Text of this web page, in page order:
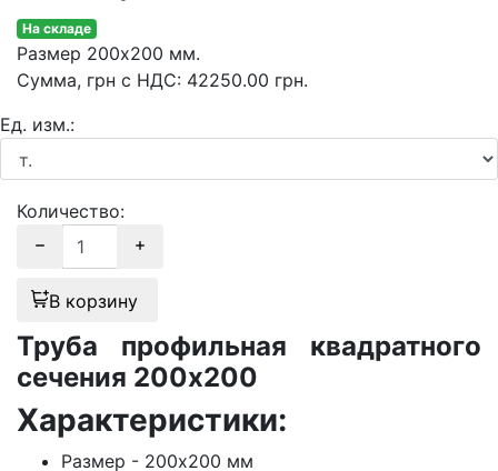
На складе
Размер 200х200 мм.
Сумма, грн с НДС: 42250.00 грн.
Ед. изм.:
Количество:
В корзину
Труба профильная квадратного
сечения 200х200
Характеристики:
Размер - 200х200 мм